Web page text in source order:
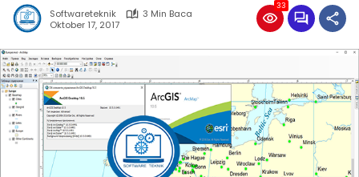
Softwareteknik
3 Min Baca
Oktober 17, 2017
33